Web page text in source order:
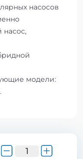
насосов
модели: